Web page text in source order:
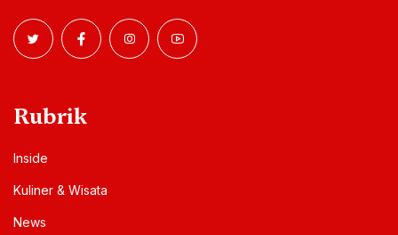
Rubrik
Inside
Kuliner & Wisata
News